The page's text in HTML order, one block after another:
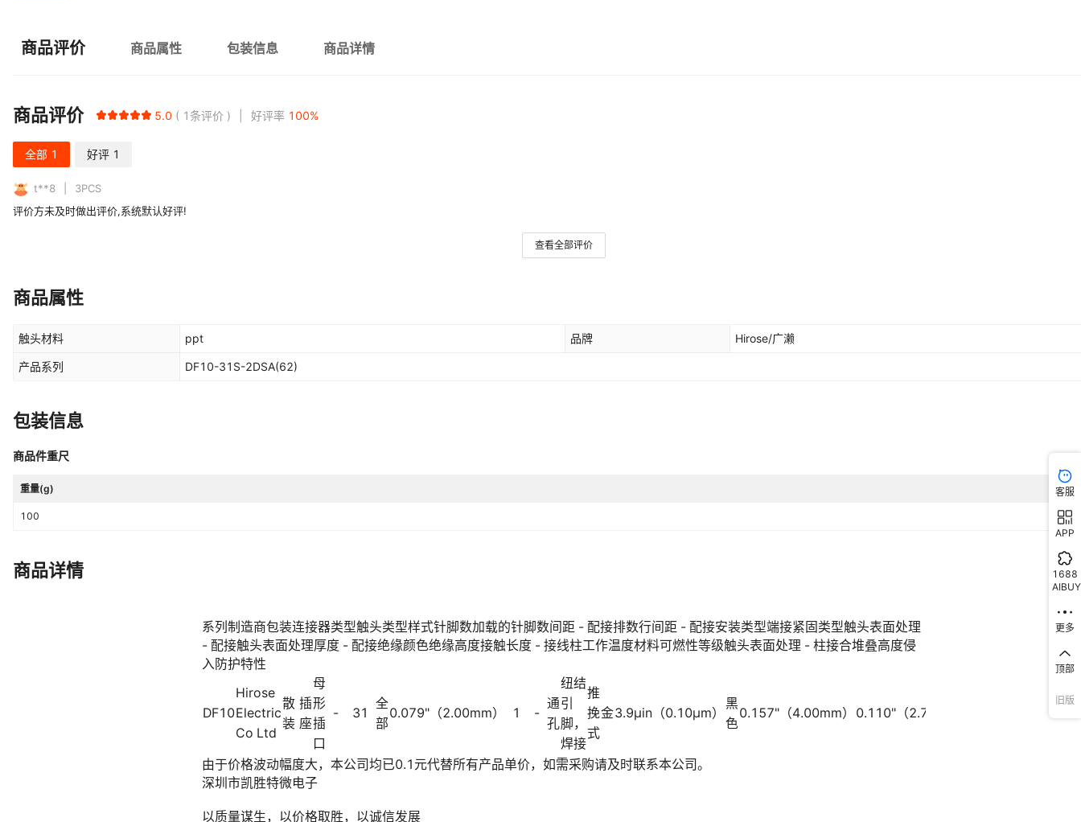
商品评价 商品属性 包装信息 商品详情
商品评价 5.0 1条评价 好评率 100%
全部 1 好评 1
t**8 3PCS
评价方未及时做出评价,系统默认好评!
查看全部评价
商品属性
触头材料 ppt 品牌 Hirose/广濑
产品系列 DF10-31S-2DSA(62)
包装信息
商品件重尺
重量(g)
100
商品详情
客服
APP
1688
AIBUY
更多
顶部
旧版